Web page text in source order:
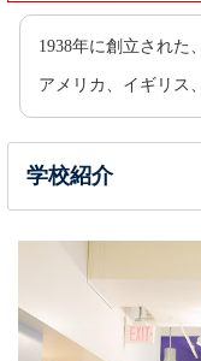
1938年に創立された
アメリカ、イギリス
学校紹介